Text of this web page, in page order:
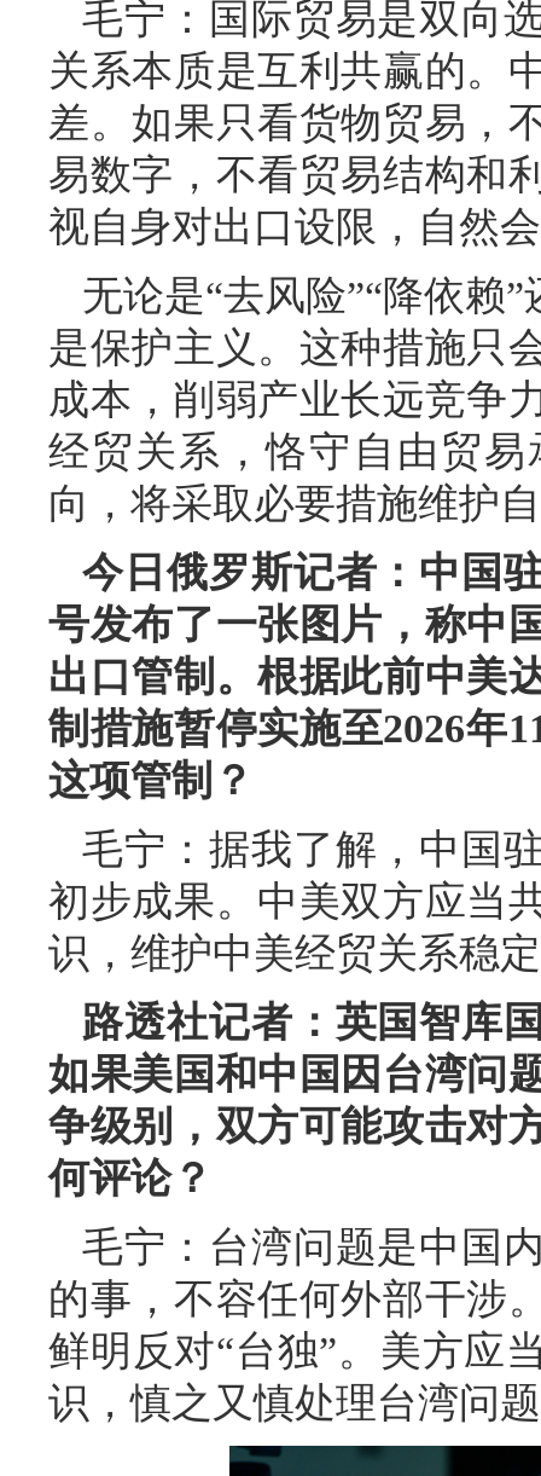
毛宁：国际贸易是双向
关系本质是互利共赢的。
差。如果只看货物贸易，
易数字，不看贸易结构和
视自身对出口设限，自然
无论是“去风险”“降依赖
是保护主义。这种措施只
成本，削弱产业长远竞争
经贸关系，恪守自由贸
向，将采取必要措施维护
今日俄罗斯记者：中国
号发布了一张图片，称中
出口管制。根据此前中美
制措施暂停实施至2026年
这项管制？
毛宁：据我了解，中国
初步成果。中美双方应当
识，维护中美经贸关系稳
路透社记者：英国智库
如果美国和中国因台湾问
争级别，双方可能攻击对
何评论？
毛宁：台湾问题是中国
的事，不容任何外部干涉
鲜明反对“台独”。美方应
识，慎之又慎处理台湾问